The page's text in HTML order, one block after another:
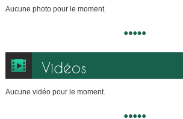
Aucune photo pour le moment.
Vidéos
Aucune vidéo pour le moment.